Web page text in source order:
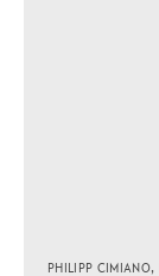
PHILIPP CIMIANO,